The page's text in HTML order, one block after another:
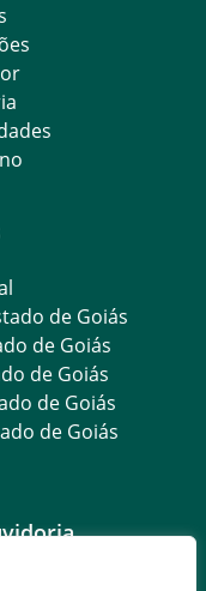
de Goiás
de Goiás
de Goiás
de Goiás
de Goiás